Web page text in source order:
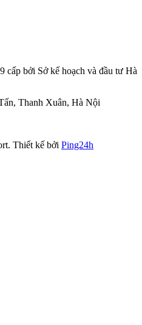
cấp bởi Sở kế hoạch và đầu tư Hà
Thanh Xuân, Hà Nội
Thiết kế bởi Ping24h